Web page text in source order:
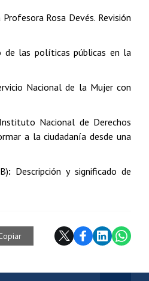
Rosa Devés. Revisión
de las políticas públicas en la
Nacional de la Mujer con
Nacional de Derechos
a la ciudadanía desde una
: Descripción y significado de